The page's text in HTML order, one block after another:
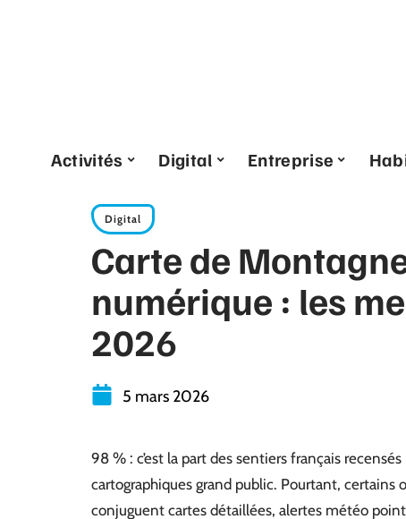
Activités Digital Entreprise
Digital
Carte de
numérique : les
2026
5 mars 2026
98 % : c’est la part des sentiers français
cartographiques grand public. Pourtant,
conjuguent cartes détaillées, alertes météo